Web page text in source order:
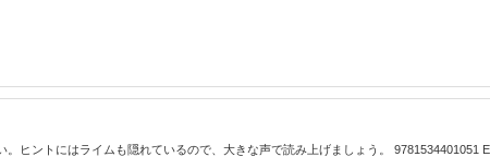
ヒントにはライムも隠れているので、大きな声で読み上げましょう。 9781534401051